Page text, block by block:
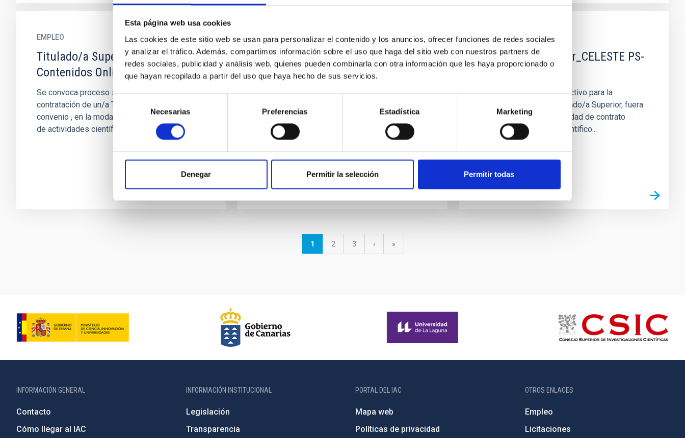
Esta página web usa cookies
Las cookies de este sitio web se usan para personalizar el contenido y los anuncios, ofrecer funciones de redes sociales
y analizar el tráfico. Además, compartimos información sobre el uso que haga del sitio web con nuestros partners de
redes sociales, publicidad y análisis web, quienes pueden combinarla con otra información que les haya proporcionado o
que hayan recopilado a partir del uso que haya hecho de sus servicios.
Selección
consentimiento
Necesarias Preferencias Estadística Marketing
Denegar Permitir la selección Permitir todas
EMPLEO
Titulado/a Superior-Gestión de
Contenidos Online-PS-2024-062
Se convoca proceso selectivo para la
contratación de un/a Titulado/a Superior, fuera
convenio , en la modalidad de contrato laboral
de actividades científico...
EMPLEO
Titulado/a Superior_ Especialidad
Gestión de Proyectos_
Se convoca proceso selectivo para la
de Convenio, en la modalidad de contrato
EMPLEO
Titulado/a Superior_CELESTE PS-
2025-013
Se convoca proceso selectivo para la
contratación de un/a Titulado/a Superior, fuera
de Convenio, en la modalidad de contrato
laboral de actividades científico...
Página
1 Página
2 Página
3
Siguiente
›
última
»
INFORMACIÓN GENERAL
Contacto
Cómo llegar al IAC
INFORMACIÓN INSTITUCIONAL
Legislación
Transparencia
PORTAL DEL IAC
Mapa web
Políticas de privacidad
OTROS ENLACES
Empleo
Licitaciones